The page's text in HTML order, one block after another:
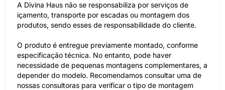
A Divina Haus não se responsabiliza por serviços de
içamento, transporte por escadas ou montagem dos
produtos, sendo esses de responsabilidade do cliente.
O produto é entregue previamente montado, conforme
especificação técnica. No entanto, pode haver
necessidade de pequenas montagens complementares, a
depender do modelo. Recomendamos consultar uma de
nossas consultoras para verificar o tipo de montagem